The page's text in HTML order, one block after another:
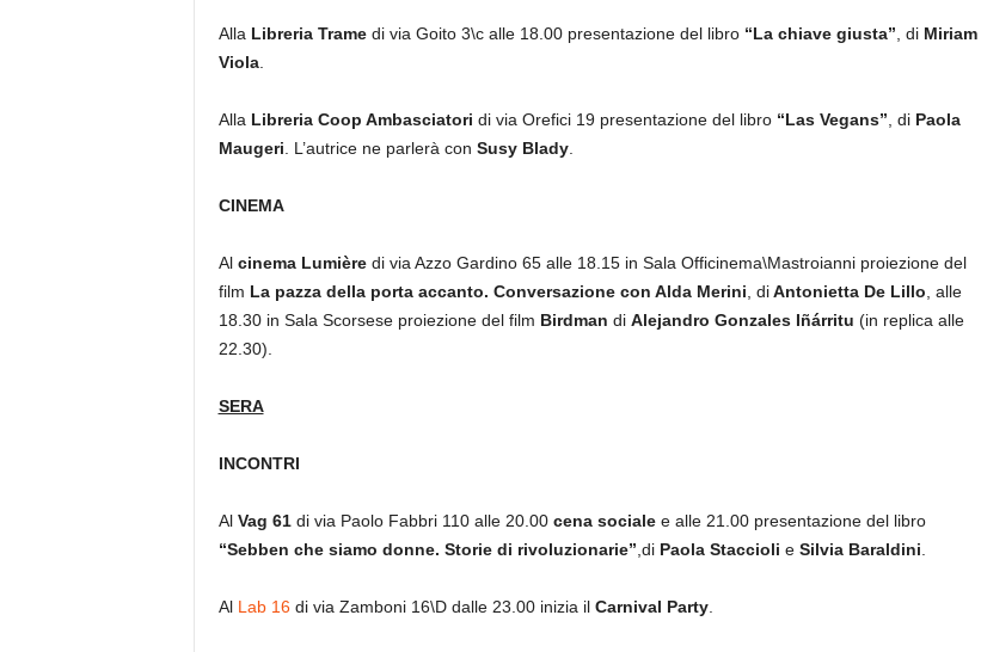
Alla Libreria Tramedi via Goito 3\c alle 18.00 presentazione del libro “La chiave giusta” , di Miriam
Viola.
Alla Libreria Coop Ambasciatori di via Orefici 19 presentazione del libro“Las Vegans” , di Paola
Maugeri . L’autrice ne parlerà con Susy Blady.
CINEMA
Alcinema Lumièredi via Azzo Gardino 65 alle 18.15 in Sala Officinema\Mastroianni proiezione del
film La pazza della porta accanto. Conversazione con Alda Merini , diAntonietta De Lillo , alle
18.30 in Sala Scorsese proiezione del film Birdman di Alejandro Gonzales Iñárritu (in replica alle
22.30).
SERA
INCONTRI
Al Vag 61di via Paolo Fabbri 110 alle 20.00 cena socialee alle 21.00 presentazione del libro
“Sebben che siamo donne. Storie di rivoluzionarie” ,diPaola Staccioli eSilvia Baraldini
Al Lab 16di via Zamboni 16\D dalle 23.00 inizia il Carnival Party.